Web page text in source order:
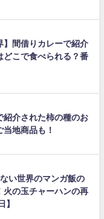
】間借りカレーで紹介
どこで食べられる？番
紹介された柿の種のお
地商品も！
い世界のマンガ飯の
火の玉チャーハンの再
】